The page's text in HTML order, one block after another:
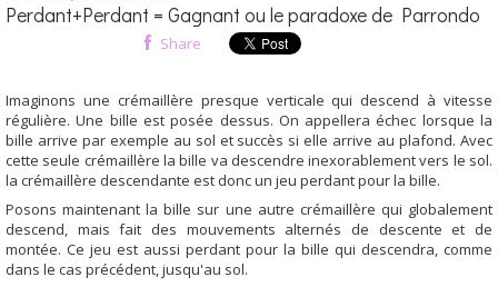
Perdant+Perdant = Gagnant ou le paradoxe de Parrondo
Share
Imaginons une crémaillère presque verticale qui descend à vitesse
régulière. Une bille est posée dessus. On appellera échec lorsque la
bille arrive par exemple au sol et succès si elle arrive au plafond. Avec
cette seule crémaillère la bille va descendre inexorablement vers le sol.
la crémaillère descendante est donc un jeu perdant pour la bille.
Posons maintenant la bille sur une autre crémaillère qui globalement
descend, mais fait des mouvements alternés de descente et de
montée. Ce jeu est aussi perdant pour la bille qui descendra, comme
dans le cas précédent, jusqu'au sol.